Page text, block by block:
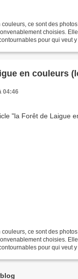
ce sont des
choisies.
pour qui veut
en couleurs
04:46
ce sont des
choisies.
pour qui veut